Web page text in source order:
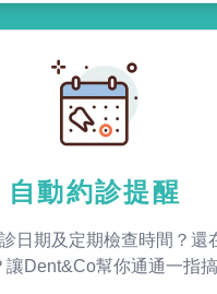
自動約診提醒
日期及定期檢查時間？還
讓Dent&Co幫你通通一指搞